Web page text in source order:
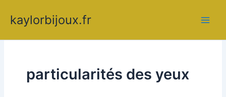
contenu
kaylorbijoux.fr
particularités des yeux